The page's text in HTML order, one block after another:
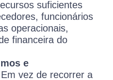
suficientes
funcionários
operacionais,
financeira do
e
Em vez de recorrer a